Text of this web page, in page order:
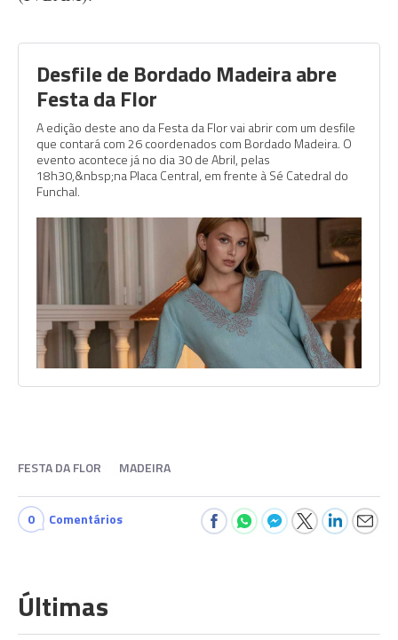
Desfile de Bordado Madeira abre
Festa da Flor
A edição deste ano da Festa da Flor vai abrir com um desfile
que contará com 26 coordenados com Bordado Madeira. O
evento acontece já no dia 30 de Abril, pelas
18h30,&nbsp;na Placa Central, em frente à Sé Catedral do
Funchal.
FESTA DA FLOR MADEIRA
0 Comentários
Últimas